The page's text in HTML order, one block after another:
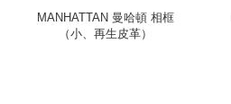
MANHATTAN 曼哈頓 相框
（小、再生皮革）